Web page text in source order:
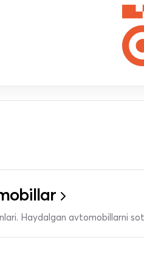
Haydalgan avtomobillarni